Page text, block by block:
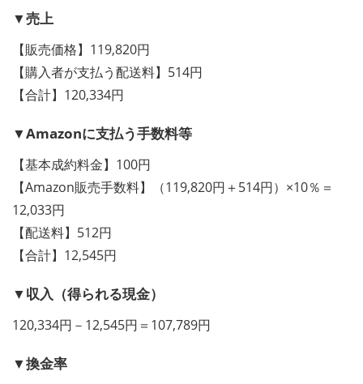
▼売上
【販売価格】119,820円
【購入者が支払う配送料】514円
【合計】120,334円
▼Amazonに支払う手数料等
【基本成約料金】100円
【Amazon販売手数料】（119,820円＋514円）×10％＝
12,033円
【配送料】512円
【合計】12,545円
▼収入（得られる現金）
120,334円－12,545円＝107,789円
▼換金率